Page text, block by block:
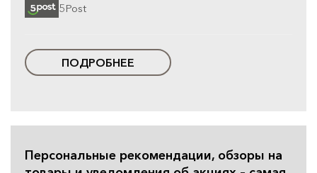
5Post
ПОДРОБНЕЕ
Персональные рекомендации, обзоры на